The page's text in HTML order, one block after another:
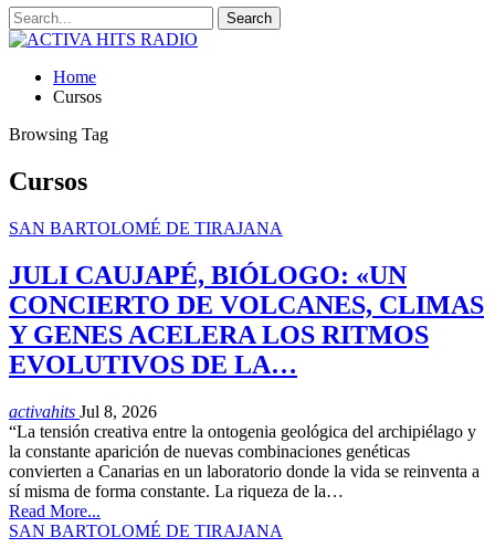
Home
Cursos
Browsing Tag
Cursos
SAN BARTOLOMÉ DE TIRAJANA
JULI CAUJAPÉ, BIÓLOGO: «UN
CONCIERTO DE VOLCANES, CLIMAS
Y GENES ACELERA LOS RITMOS
EVOLUTIVOS DE LA…
activahits Jul 8, 2026
“La tensión creativa entre la ontogenia geológica del archipiélago y
la constante aparición de nuevas combinaciones genéticas
convierten a Canarias en un laboratorio donde la vida se reinventa a
sí misma de forma constante. La riqueza de la…
Read More...
SAN BARTOLOMÉ DE TIRAJANA